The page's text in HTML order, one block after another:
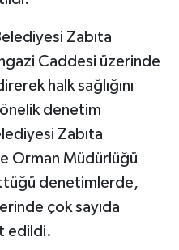
Zabıta
Caddesi üzerinde
halk sağlığını
denetim
Zabıta
Orman Müdürlüğü
denetimlerde,
çok sayıda
edildi.